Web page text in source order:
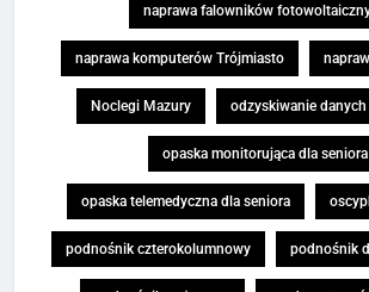
naprawa falowników
naprawa komputerów Trójmiasto
Noclegi Mazury odzyskiwanie
opaska monitorująca dla seniora
opaska telemedyczna dla seniora
podnośnik czterokolumnowy podnośnik